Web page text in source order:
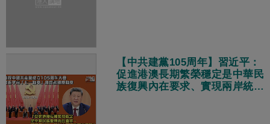
【中共建黨105周年】習近平：
促進港澳長期繁榮穩定是中華民
族復興內在要求、實現兩岸統一